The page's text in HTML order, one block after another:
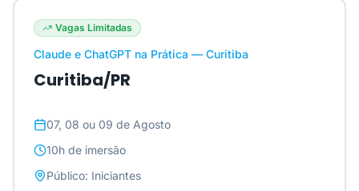
Vagas Limitadas
Claude e ChatGPT na Prática — Curitiba
Curitiba/PR
07, 08 ou 09 de Agosto
10h de imersão
Público: Iniciantes